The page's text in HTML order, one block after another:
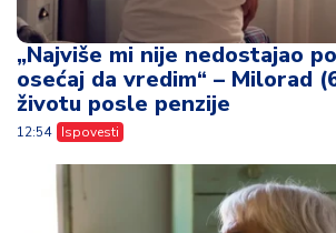
„Najviše mi nije nedostajao
osećaj da vredim“ – Milorad
životu posle penzije
12:54 Ispovesti